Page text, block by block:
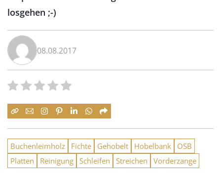
losgehen ;-)
08.08.2017
Buchenleimholz Fichte Gehobelt Hobelbank
OSB
Platten
Reinigung Schleifen Streichen Vorderzange